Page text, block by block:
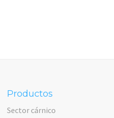
Productos
Sector cárnico